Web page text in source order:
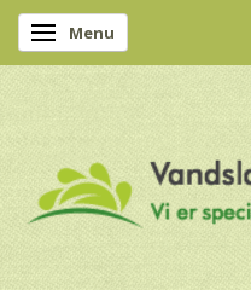
Skifte navigation
Menu